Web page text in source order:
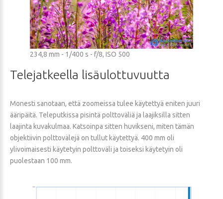
234,8 mm - 1/400 s - f/8, ISO 500
Telejatkeella lisäulottuvuutta
Monesti sanotaan, että zoomeissa tulee käytettyä eniten juuri
ääripäitä. Teleputkissa pisintä polttoväliä ja laajiksilla sitten
laajinta kuvakulmaa. Katsoinpa sitten huvikseni, miten tämän
objektiivin polttovälejä on tullut käytettyä. 400 mm oli
ylivoimaisesti käytetyin polttoväli ja toiseksi käytetyin oli
puolestaan 100 mm.